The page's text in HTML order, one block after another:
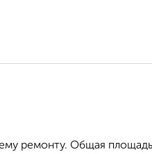
ремонту. Общая